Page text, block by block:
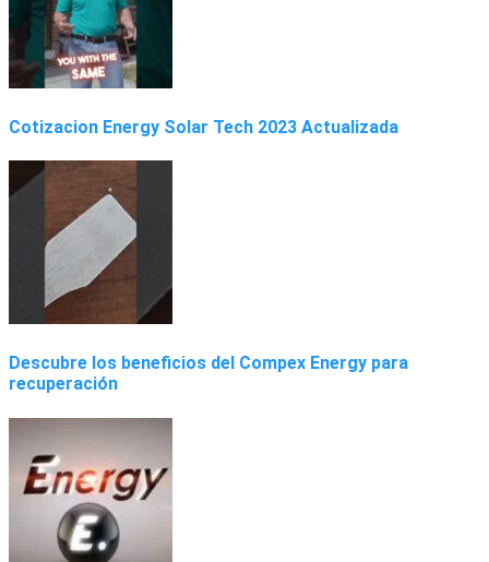
Cotizacion Energy Solar Tech 2023 Actualizada
Descubre los beneficios del Compex Energy para
recuperación